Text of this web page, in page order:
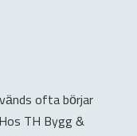
ofta börjar
TH Bygg &